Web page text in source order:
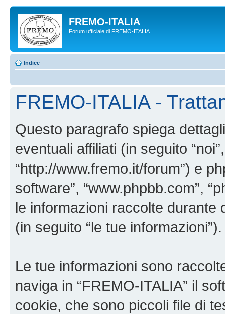
FREMO-ITALIA
Forum ufficiale di FREMO-ITALIA
Indice
FREMO-ITALIA -
Questo paragrafo spiega
eventuali affiliati (in seguito
“http://www.fremo.it/forum”) e
software”, “www.phpbb.com”,
le informazioni raccolte durante
(in seguito “le tue informazioni”).
Le tue informazioni sono
naviga in “FREMO-ITALIA” il
cookie, che sono piccoli file di